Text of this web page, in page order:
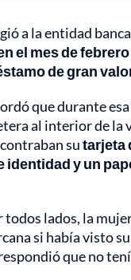
a la entidad
el mes de
de gran
que durante
al interior de la
sutarjeta
identidad y un
todos lados, la
si había visto
que no